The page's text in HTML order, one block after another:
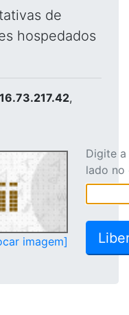
de
hospedados
,
imagem]
Digite
lado no